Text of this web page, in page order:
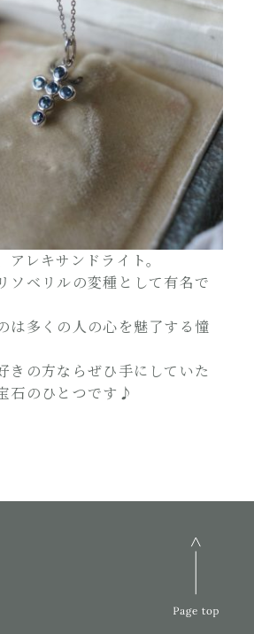
アレキサンドライト。
ソベリルの変種として有名で
は多くの人の心を魅了する憧
きの方ならぜひ手にしていた
石のひとつです♪